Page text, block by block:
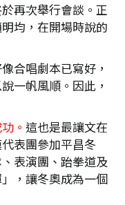
再次舉行會談。正
均，在開場時說的
合唱劇本已寫好，
一帆風順。因此，
。 這也是最讓文在
表團參加平昌冬
表演團、跆拳道及
，讓冬奧成為一個